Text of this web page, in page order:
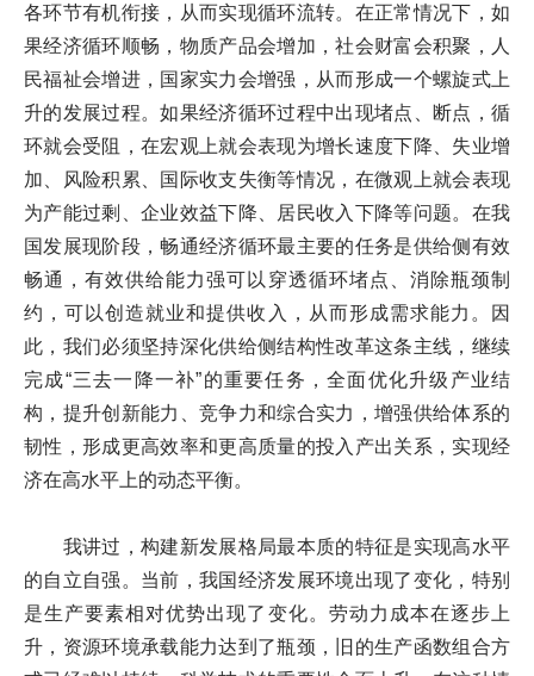
各环节有机衔接，从而实现循环流转。在正常情况下，如
果经济循环顺畅，物质产品会增加，社会财富会积聚，人
民福祉会增进，国家实力会增强，从而形成一个螺旋式上
升的发展过程。如果经济循环过程中出现堵点、断点，循
环就会受阻，在宏观上就会表现为增长速度下降、失业增
加、风险积累、国际收支失衡等情况，在微观上就会表现
为产能过剩、企业效益下降、居民收入下降等问题。在我
国发展现阶段，畅通经济循环最主要的任务是供给侧有效
畅通，有效供给能力强可以穿透循环堵点、消除瓶颈制
约，可以创造就业和提供收入，从而形成需求能力。因
此，我们必须坚持深化供给侧结构性改革这条主线，继续
完成“三去一降一补”的重要任务，全面优化升级产业结
构，提升创新能力、竞争力和综合实力，增强供给体系的
韧性，形成更高效率和更高质量的投入产出关系，实现经
济在高水平上的动态平衡。
我讲过，构建新发展格局最本质的特征是实现高水平
的自立自强。当前，我国经济发展环境出现了变化，特别
是生产要素相对优势出现了变化。劳动力成本在逐步上
升，资源环境承载能力达到了瓶颈，旧的生产函数组合方